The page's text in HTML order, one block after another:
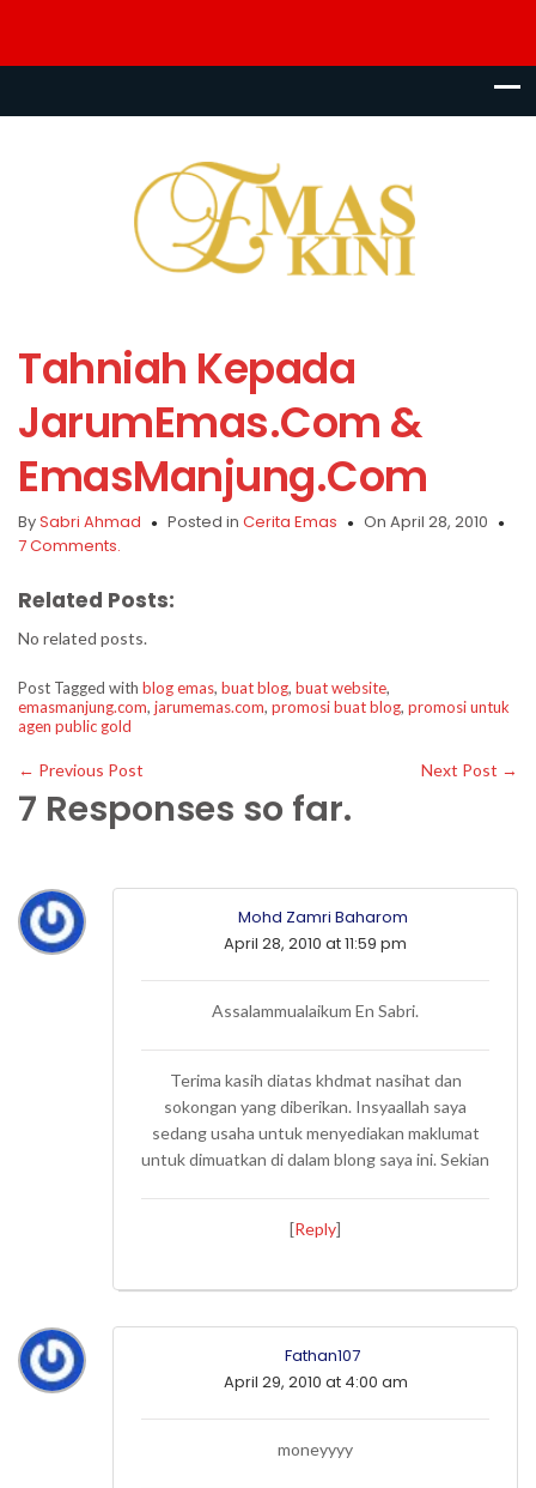
Tahniah Kepada
JarumEmas.Com &
EmasManjung.Com
BySabri Ahmad Posted in Cerita Emas
On April 28, 2010
7 Comments.
Related Posts:
No related posts.
Post Tagged with blog emas, buat blog, buat website,
emasmanjung.com, jarumemas.com, promosi buat blog, promosi untuk
agen public gold
← Previous Post Next Post →
7 Responses so far.
Mohd Zamri Baharom
April 28, 2010 at 11:59 pm
Assalammualaikum En Sabri.
Terima kasih diatas khdmat nasihat dan
sokongan yang diberikan. Insyaallah saya
sedang usaha untuk menyediakan maklumat
untuk dimuatkan di dalam blong saya ini. Sekian
[Reply]
Fathan107
April 29, 2010 at 4:00 am
moneyyyy